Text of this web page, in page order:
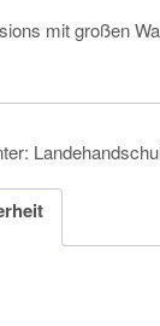
mit großen